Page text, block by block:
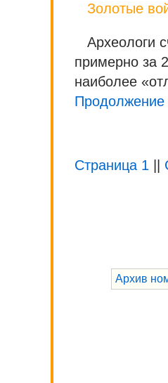
Золотые
Археологи
примерно за
наиболее
Продолжение
Страница 1
Архив